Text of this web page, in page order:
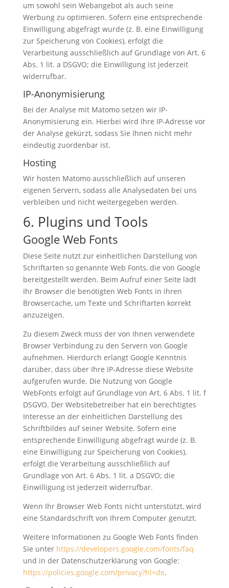
um sowohl sein Webangebot als auch seine
Werbung zu optimieren. Sofern eine entsprechende
Einwilligung abgefragt wurde (z. B. eine Einwilligung
zur Speicherung von Cookies), erfolgt die
Verarbeitung ausschließlich auf Grundlage von Art. 6
Abs. 1 lit. a DSGVO; die Einwilligung ist jederzeit
widerrufbar.
IP-Anonymisierung
Bei der Analyse mit Matomo setzen wir IP-
Anonymisierung ein. Hierbei wird Ihre IP-Adresse vor
der Analyse gekürzt, sodass Sie Ihnen nicht mehr
eindeutig zuordenbar ist.
Hosting
Wir hosten Matomo ausschließlich auf unseren
eigenen Servern, sodass alle Analysedaten bei uns
verbleiben und nicht weitergegeben werden.
6. Plugins und Tools
Google Web Fonts
Diese Seite nutzt zur einheitlichen Darstellung von
Schriftarten so genannte Web Fonts, die von Google
bereitgestellt werden. Beim Aufruf einer Seite lädt
Ihr Browser die benötigten Web Fonts in ihren
Browsercache, um Texte und Schriftarten korrekt
anzuzeigen.
Zu diesem Zweck muss der von Ihnen verwendete
Browser Verbindung zu den Servern von Google
aufnehmen. Hierdurch erlangt Google Kenntnis
darüber, dass über Ihre IP-Adresse diese Website
aufgerufen wurde. Die Nutzung von Google
WebFonts erfolgt auf Grundlage von Art. 6 Abs. 1 lit. f
DSGVO. Der Websitebetreiber hat ein berechtigtes
Interesse an der einheitlichen Darstellung des
Schriftbildes auf seiner Website. Sofern eine
entsprechende Einwilligung abgefragt wurde (z. B.
eine Einwilligung zur Speicherung von Cookies),
erfolgt die Verarbeitung ausschließlich auf
Grundlage von Art. 6 Abs. 1 lit. a DSGVO; die
Einwilligung ist jederzeit widerrufbar.
Wenn Ihr Browser Web Fonts nicht unterstützt, wird
eine Standardschrift von Ihrem Computer genutzt.
Weitere Informationen zu Google Web Fonts finden
Sie unter https://developers.google.com/fonts/faq
und in der Datenschutzerklärung von Google:
https://policies.google.com/privacy?hl=de.